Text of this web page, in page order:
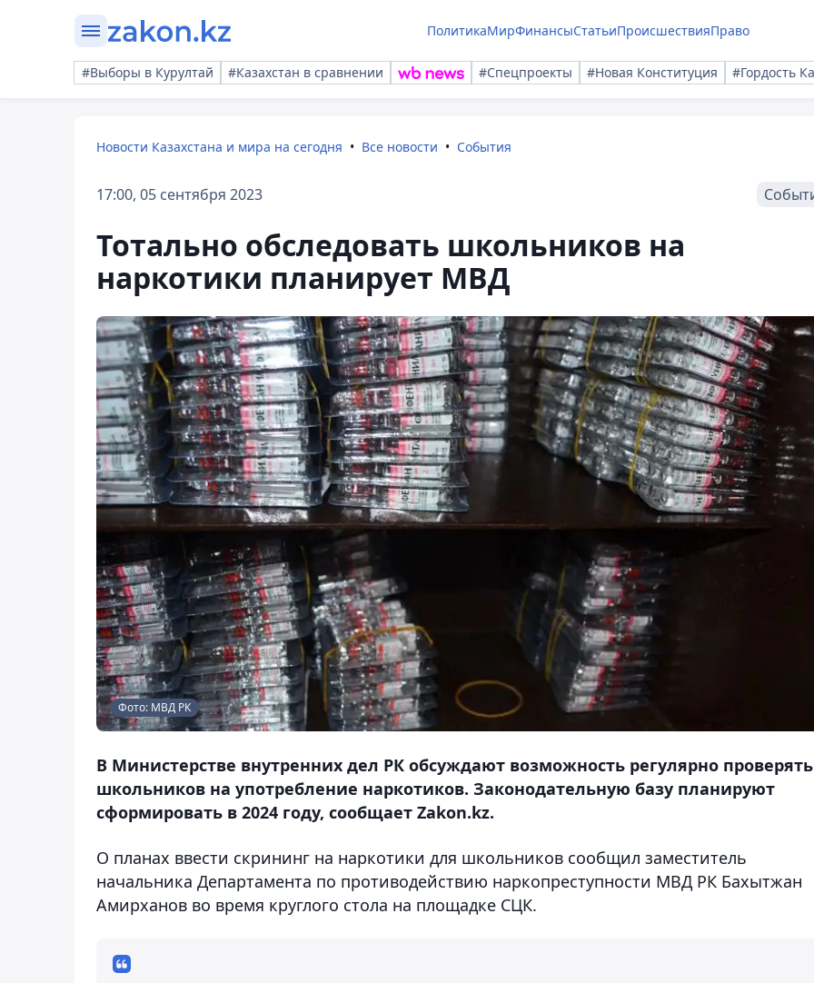
ПолитикаМирФинансыСтатьиПроисшествияПраво
#Выборы в Курултай #Казахстан в сравнении #Спецпроекты #Новая Конституция #Гордость
Новости Казахстана и мира на сегодня Все новости События
17:00, 05 сентября 2023
Тотально обследовать школьников на
наркотики планирует МВД
Фото: МВД РК
В Министерстве внутренних дел РК обсуждают возможность регулярно проверять
школьников на употребление наркотиков. Законодательную базу планируют
сформировать в 2024 году, сообщает Zakon.kz.
О планах ввести скрининг на наркотики для школьников сообщил заместитель
начальника Департамента по противодействию наркопреступности МВД РК Бахытжан
Амирханов во время круглого стола на площадке СЦК.